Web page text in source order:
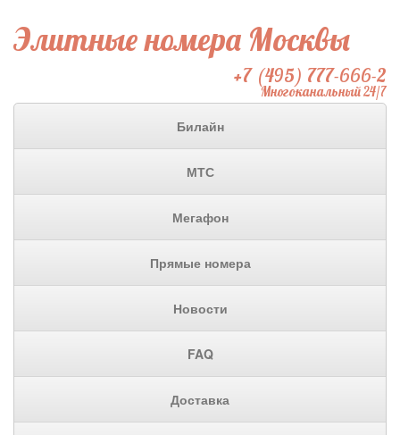
Элитные номера Москвы
+7 (495) 777-666-2
Многоканальный 24/7
Билайн
МТС
Мегафон
Прямые номера
Новости
FAQ
Доставка